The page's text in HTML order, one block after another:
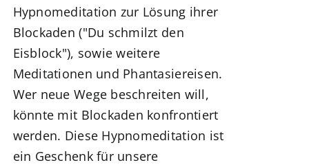
Hypnomeditation zur Lösung ihrer
Blockaden ("Du schmilzt den
Eisblock"), sowie weitere
Meditationen und Phantasiereisen.
Wer neue Wege beschreiten will,
könnte mit Blockaden konfrontiert
werden. Diese Hypnomeditation ist
ein Geschenk für unsere